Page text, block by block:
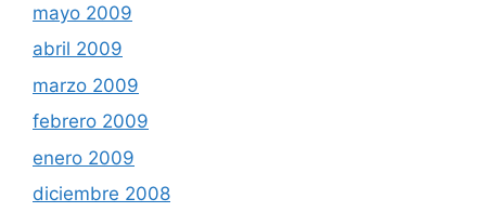
mayo 2009
abril 2009
marzo 2009
febrero 2009
enero 2009
diciembre 2008